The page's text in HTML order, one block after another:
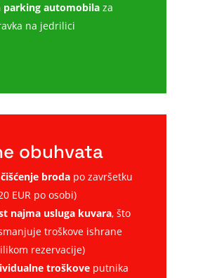
parking automobilaza
na jedrilici
obuhvata
čišćenje brodapo završetku
EUR po osobi)
najma usluga kuvara, što
troškove ishrane
rezervacije)
troškoveputnika